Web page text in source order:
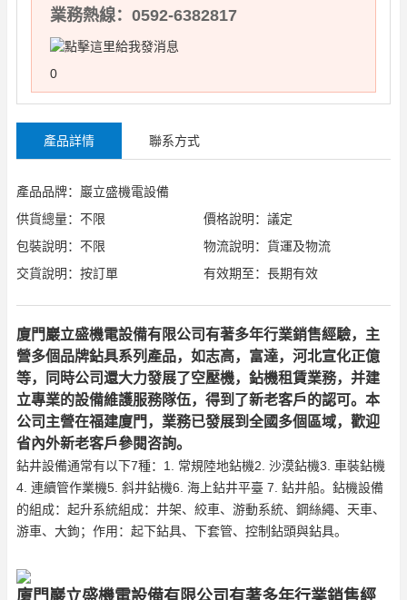
業務熱線：0592-6382817
0
產品詳情 聯系方式
產品品牌：巖立盛機電設備
供貨總量：不限
價格說明：議定
包裝說明：不限
物流說明：貨運及物流
交貨說明：按訂單
有效期至：長期有效
廈門巖立盛機電設備有限公司有著多年行業銷售經驗，主
營多個品牌鉆具系列產品，如志高，富達，河北宣化正億
等，同時公司還大力發展了空壓機，鉆機租賃業務，并建
立專業的設備維護服務隊伍，得到了新老客戶的認可。本
公司主營在福建廈門，業務已發展到全國多個區域，歡迎
省內外新老客戶參閱咨詢。
鉆井設備通常有以下7種：1. 常規陸地鉆機2. 沙漠鉆機3. 車裝鉆機
4. 連續管作業機5. 斜井鉆機6. 海上鉆井平臺 7. 鉆井船。鉆機設備
的組成：起升系統組成：井架、絞車、游動系統、鋼絲繩、天車、
游車、大鉤；作用：起下鉆具、下套管、控制鉆頭與鉆具。